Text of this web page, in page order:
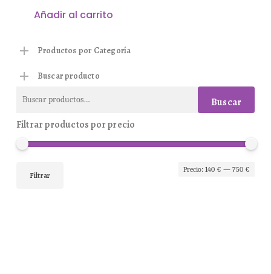
Añadir al carrito
Productos por Categoría
Buscar producto
Buscar
Buscar
Filtrar productos por precio
Filtrar
Precio:140 € —750 €